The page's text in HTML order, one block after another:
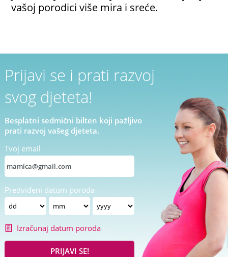
vašoj porodici više mira i sreće.
Prijavi se i prati razvoj
svog djeteta!
Besplatni sedmični bilten koji pažljivo
prati razvoj vašeg djeteta.
Tvoj email
Predviđeni datum poroda
Izračunaj datum poroda
PRIJAVI SE!